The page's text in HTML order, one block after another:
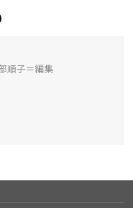
順子＝編集